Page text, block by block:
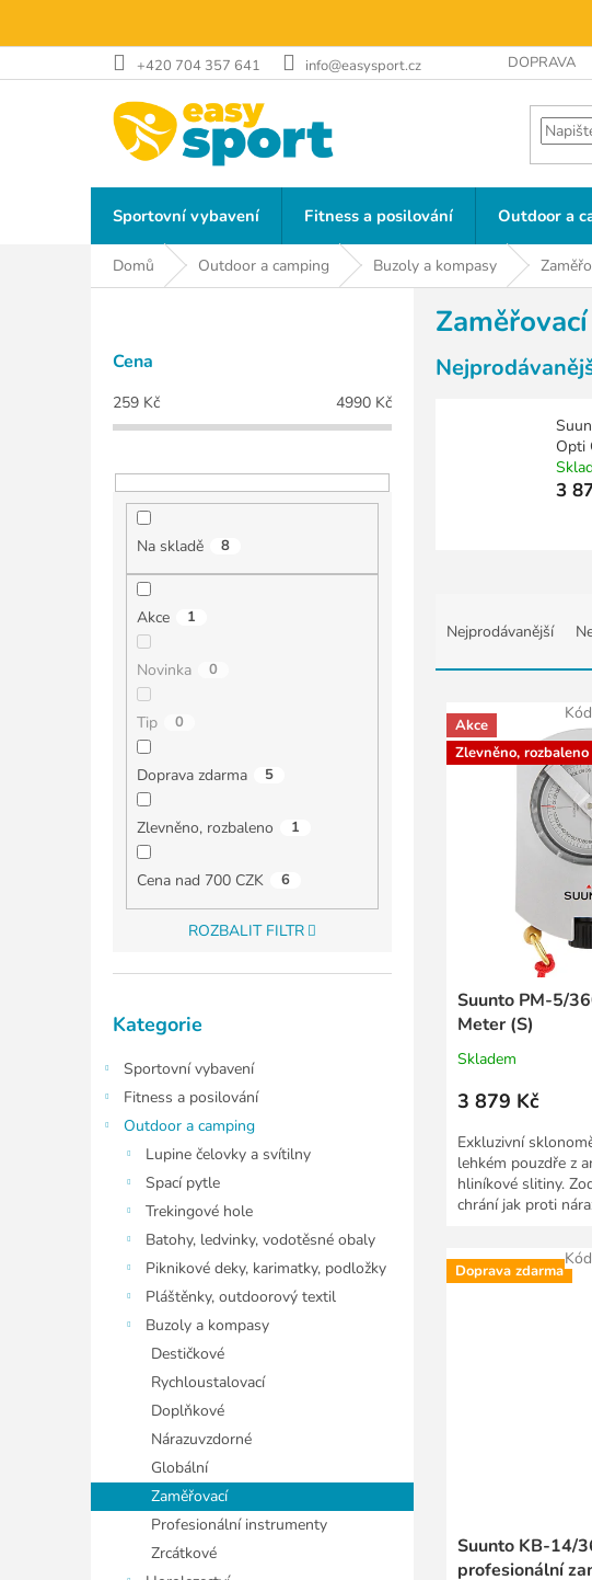
obsah
+420 704 357 641 info@easysport.cz DOPRAVA
Sportovní vybavení Fitness a posilování Outdoor a
Domů Outdoor a camping Buzoly a kompasy
P
Cena
259 Kč 4990 Kč
Na skladě 8
Akce 1
Novinka 0
Tip 0
Doprava zdarma 5
Zlevněno, rozbaleno 1
Cena nad 700 CZK 6
ROZBALIT FILTR
kategorie
Kategorie
Sportovní vybavení
Fitness a posilování
Outdoor a camping
Lupine čelovky a svítilny
Spací pytle
Trekingové hole
Batohy, ledvinky, vodotěsné obaly
Piknikové deky, karimatky, podložky
Pláštěnky, outdoorový textil
Buzoly a kompasy
Destičkové
Rychloustalovací
Doplňkové
Nárazuvzdorné
Globální
Zaměřovací
Profesionální instrumenty
Zrcátkové
Zaměřovací
Opti
3
e
p
Nejprodávanější
p
Akce
Zlevněno, rozbaleno
Suunto PM-5/
Meter (S)
Skladem
3 879 Kč
Exkluzivní
lehkém pouzdře z
hliníkové slitiny.
chrání jak proti
Doprava zdarma
Suunto KB-14/
profesionální